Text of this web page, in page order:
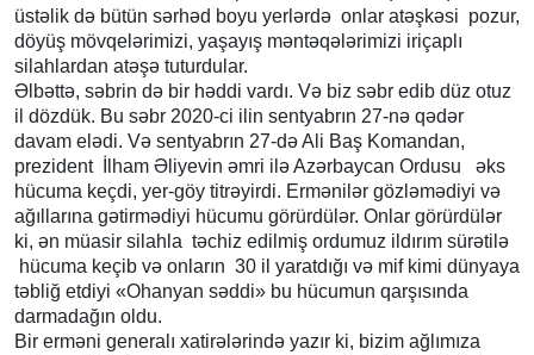
üstəlik də bütün sərhəd boyu yerlərdə onlar atəşkəsi pozur,
döyüş mövqelərimizi, yaşayış məntəqələrimizi iriçaplı
silahlardan atəşə tuturdular.
Əlbəttə, səbrin də bir həddi vardı. Və biz səbr edib düz otuz
il dözdük. Bu səbr 2020-ci ilin sentyabrın 27-nə qədər
davam elədi. Və sentyabrın 27-də Ali Baş Komandan,
prezident İlham Əliyevin əmri ilə Azərbaycan Ordusu əks
hücuma keçdi, yer-göy titrəyirdi. Ermənilər gözləmədiyi və
ağıllarına gətirmədiyi hücumu görürdülər. Onlar görürdülər
ki, ən müasir silahla təchiz edilmiş ordumuz ildırım sürətilə
hücuma keçib və onların 30 il yaratdığı və mif kimi dünyaya
təbliğ etdiyi «Ohanyan səddi» bu hücumun qarşısında
darmadağın oldu.
Bir erməni generalı xatirələrində yazır ki, bizim ağlımıza